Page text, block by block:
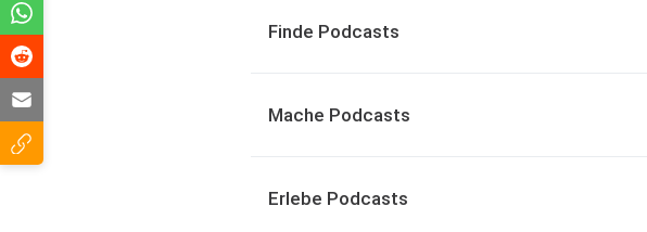
Finde Podcasts
Mache Podcasts
Erlebe Podcasts